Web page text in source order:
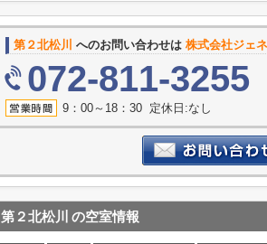
第２北松川 へのお問い合わせは 株式会社ジェ
072-811-3255
9：00～18：30 定休日:なし
第２北松川 の空室情報